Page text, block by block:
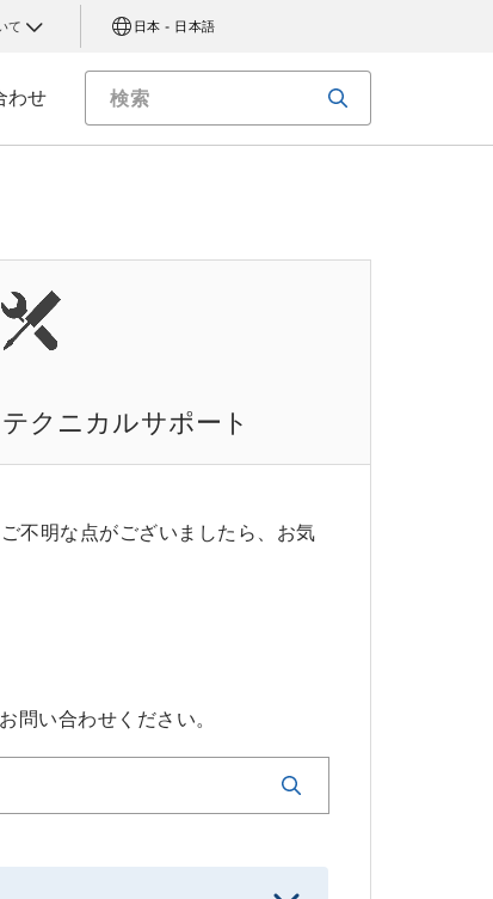
て 日本 - 日本語
わせ
クニカルサポート
不明な点がございましたら、お気
問い合わせください。